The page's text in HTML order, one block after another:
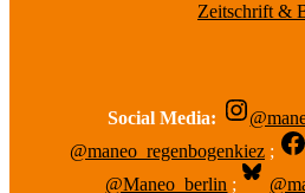
Zeitschrift &
Social Media:
@maneo_regenbogenkiez ;
@Maneo_berlin ;